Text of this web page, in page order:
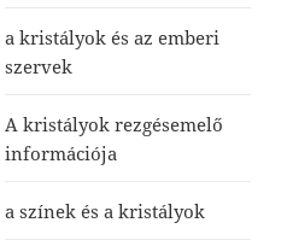
a kristályok és az emberi
szervek
A kristályok rezgésemelő
információja
a színek és a kristályok